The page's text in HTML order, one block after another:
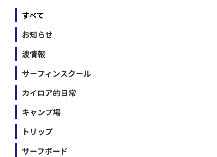
すべて
お知らせ
波情報
サーフィンスクール
カイロア的日常
キャンプ場
トリップ
サーフボード